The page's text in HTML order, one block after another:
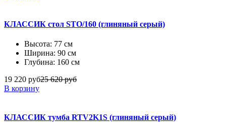
КЛАССИК стол STO/160 (глиняный серый)
Высота: 77 см
Ширина: 90 см
Глубина: 160 см
19 220 руб25 620 руб
В корзину
КЛАССИК тумба RTV2K1S (глиняный серый)